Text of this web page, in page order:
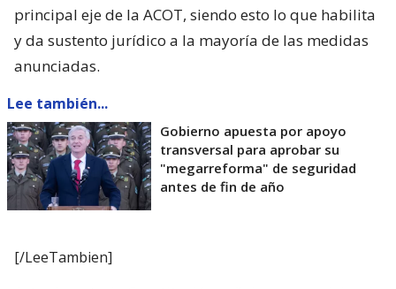
principal eje de la ACOT, siendo esto lo que habilita
y da sustento jurídico a la mayoría de las medidas
anunciadas.
Lee también...
Gobierno apuesta por apoyo
transversal para aprobar su
"megarreforma" de seguridad
antes de fin de año
[/LeeTambien]